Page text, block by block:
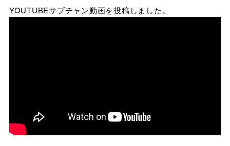
YOUTUBEサブチャン動画を投稿しました。